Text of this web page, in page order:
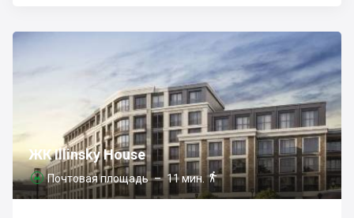
ЖК Illinsky House
 Почтовая площадь– 11 мин.